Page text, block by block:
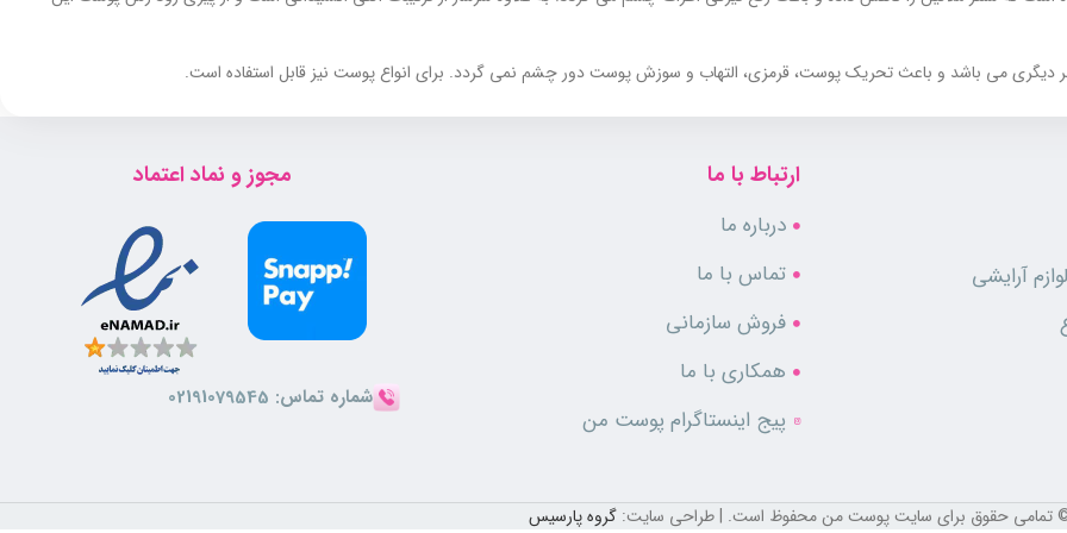
دیگری می باشد و باعث تحریک پوست، قرمزی، التهاب و سوزش پوست دور چشم نمی گردد. برای انواع پوست نیز قابل استفاده است.
پوست حساس دور چشم را تامین می کند و به حفظ رطوبت درون پوست کمک می کند. این ترکیب نرم کننده و شاداب کننده پوست دور چشم می باشد.
کننده ای چون پروتیئن ابریشم، نقش موثری در جلوگیری از پیری ناحیه دور چشم دارد.
آرایشی
ارتباط با ما
درباره ما
تماس با ما
فروش سازمانی
همکاری با ما
پیج اینستاگرام پوست من
مجوز و نماد اعتماد
شماره تماس: 02191079545
تمامی حقوق برای سایت پوست من محفوظ است. | طراحی سایت: گروه پارسیس